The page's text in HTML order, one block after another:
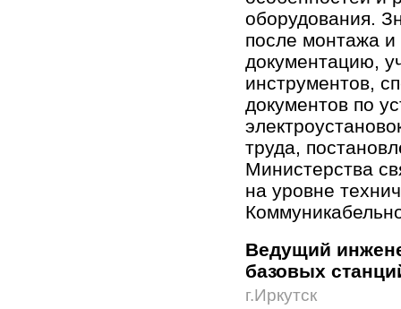
оборудования.
после монтажа
документацию,
инструментов,
документов по
труда,
Министерства
на уровне
Ведущий
базовых
г.Иркутск